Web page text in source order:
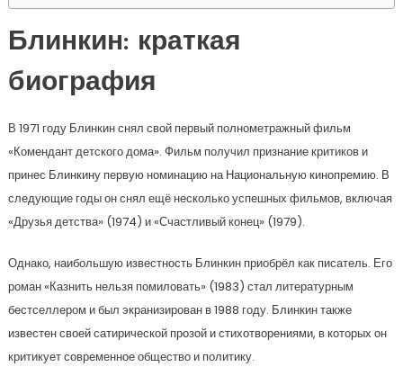
Блинкин: краткая
биография
В 1971 году Блинкин снял свой первый полнометражный фильм
«Комендант детского дома». Фильм получил признание критиков и
принес Блинкину первую номинацию на Национальную кинопремию. В
следующие годы он снял ещё несколько успешных фильмов, включая
«Друзья детства» (1974) и «Счастливый конец» (1979).
Однако, наибольшую известность Блинкин приобрёл как писатель. Его
роман «Казнить нельзя помиловать» (1983) стал литературным
бестселлером и был экранизирован в 1988 году. Блинкин также
известен своей сатирической прозой и стихотворениями, в которых он
критикует современное общество и политику.